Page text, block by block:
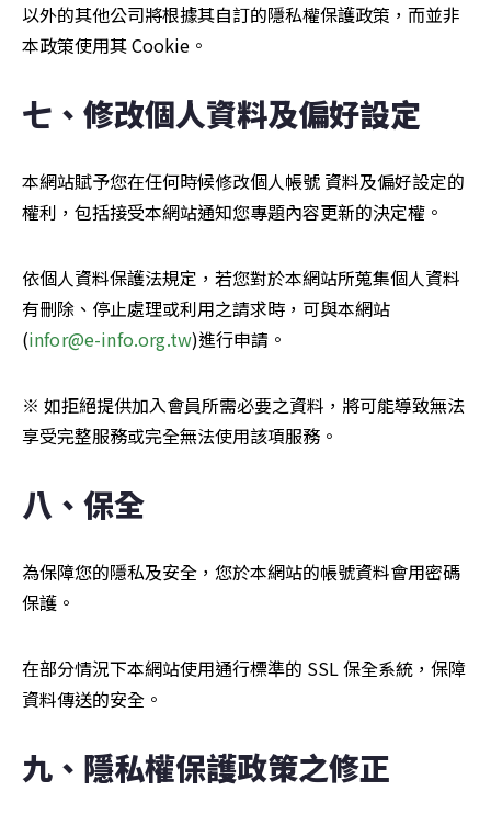
以外的其他公司將根據其自訂的隱私權保護政策，而並非
本政策使用其 Cookie。
七、修改個人資料及偏好設定
本網站賦予您在任何時候修改個人帳號 資料及偏好設定的
權利，包括接受本網站通知您專題內容更新的決定權。
依個人資料保護法規定，若您對於本網站所蒐集個人資料
有刪除、停止處理或利用之請求時，可與本網站
(infor@e-info.org.tw)進行申請。
※ 如拒絕提供加入會員所需必要之資料，將可能導致無法
享受完整服務或完全無法使用該項服務。
八、保全
為保障您的隱私及安全，您於本網站的帳號資料會用密碼
保護。
在部分情況下本網站使用通行標準的 SSL 保全系統，保障
資料傳送的安全。
九、隱私權保護政策之修正